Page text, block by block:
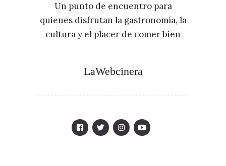
Un punto de encuentro para
quienes disfrutan la gastronomía, la
cultura y el placer de comer bien
LaWebcinera